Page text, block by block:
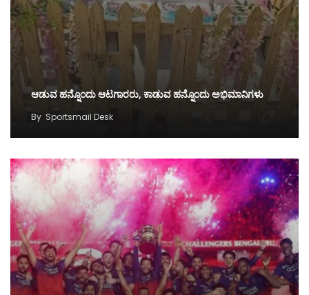
ಆಡುವ ಹನ್ನೊಂದು ಆಟಗಾರರು, ಕಾಡುವ ಹನ್ನೊಂದು ಅಭಿಮಾನಿಗಳು
By Sportsmail Desk